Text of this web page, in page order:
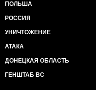
ПОЛЬША
РОССИЯ
УНИЧТОЖЕНИЕ
АТАКА
ДОНЕЦКАЯ ОБЛАСТЬ
ГЕНШТАБ ВС